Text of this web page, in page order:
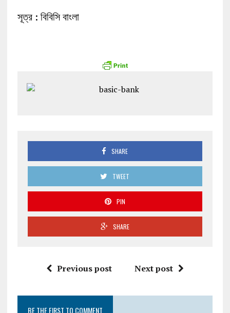
সূত্র : বিবিসি বাংলা
SHARE
TWEET
PIN
SHARE
Previous post Next post
BE THE FIRST TO COMMENT